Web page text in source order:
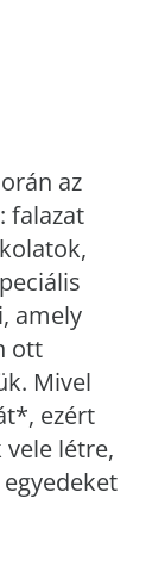
az
falazat
amely
ott
Mivel
ezért
létre,